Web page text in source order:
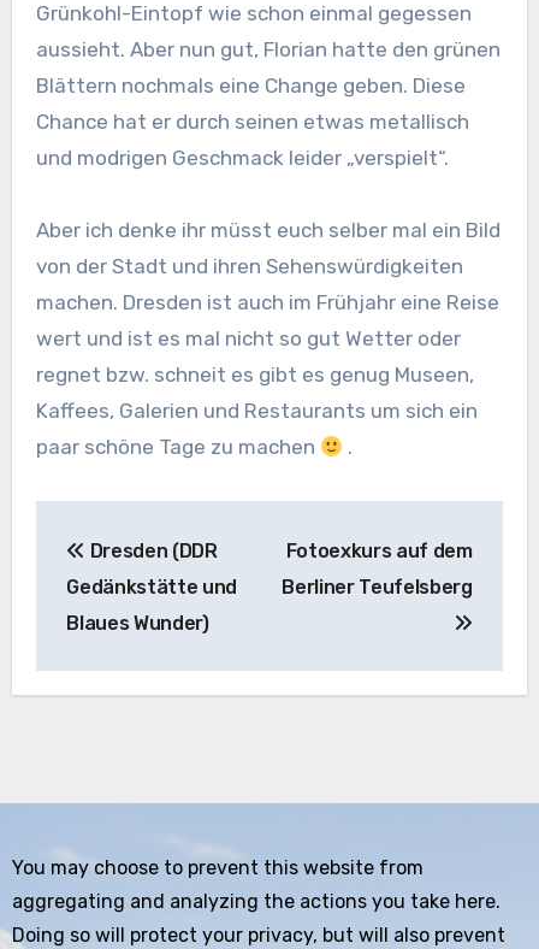
Grünkohl-Eintopf wie schon einmal gegessen
aussieht. Aber nun gut, Florian hatte den grünen
Blättern nochmals eine Change geben. Diese
Chance hat er durch seinen etwas metallisch
und modrigen Geschmack leider „verspielt“.
Aber ich denke ihr müsst euch selber mal ein Bild
von der Stadt und ihren Sehenswürdigkeiten
machen. Dresden ist auch im Frühjahr eine Reise
wert und ist es mal nicht so gut Wetter oder
regnet bzw. schneit es gibt es genug Museen,
Kaffees, Galerien und Restaurants um sich ein
paar schöne Tage zu machen
.
Dresden (DDR
Gedänkstätte und
Blaues Wunder)
Fotoexkurs auf dem
Berliner Teufelsberg
You may choose to prevent this website from
aggregating and analyzing the actions you take here.
Doing so will protect your privacy, but will also prevent